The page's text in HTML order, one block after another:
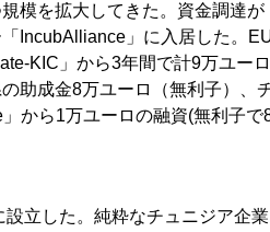
模を拡大してきた。資金調達が
IncubAlliance」に入居した。
KIC」から3年間で計9万ユーロ
助成金8万ユーロ（無利子）、
から1万ユーロの融資(無利子で
立した。純粋なチュニジア企業